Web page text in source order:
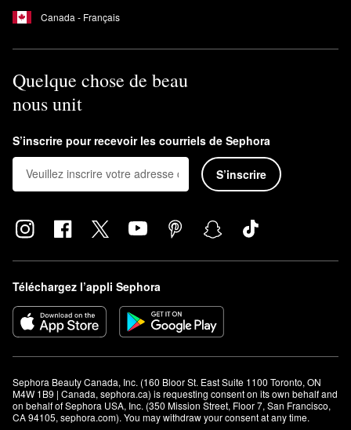
Canada - Français
Quelque chose de beau
nous unit
S’inscrire pour recevoir les courriels de Sephora
S’inscrire
Téléchargez l’appli Sephora
Sephora Beauty Canada, Inc. (160 Bloor St. East Suite 1100 Toronto, ON
M4W 1B9 | Canada, sephora.ca) is requesting consent on its own behalf and
on behalf of Sephora USA, Inc. (350 Mission Street, Floor 7, San Francisco,
CA 94105, sephora.com). You may withdraw your consent at any time.